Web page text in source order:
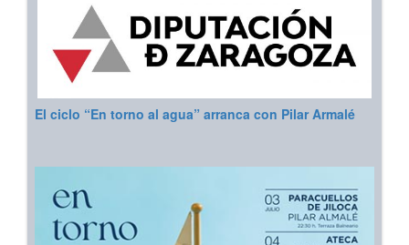
El ciclo “En torno al agua” arranca con Pilar Armalé